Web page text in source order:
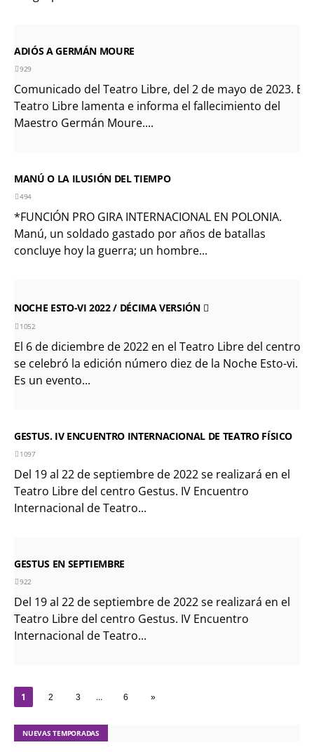
ADIÓS A GERMÁN MOURE
929
Comunicado del Teatro Libre, del 2 de mayo de 2023. El
Teatro Libre lamenta e informa el fallecimiento del
Maestro Germán Moure....
MANÚ O LA ILUSIÓN DEL TIEMPO
494
*FUNCIÓN PRO GIRA INTERNACIONAL EN POLONIA.
Manú, un soldado gastado por años de batallas
concluye hoy la guerra; un hombre...
NOCHE ESTO-VI 2022 / DÉCIMA VERSIÓN
1052
El 6 de diciembre de 2022 en el Teatro Libre del centro,
se celebró la edición número diez de la Noche Esto-vi.
Es un evento...
GESTUS. IV ENCUENTRO INTERNACIONAL DE TEATRO FÍSICO
1097
Del 19 al 22 de septiembre de 2022 se realizará en el
Teatro Libre del centro Gestus. IV Encuentro
Internacional de Teatro...
GESTUS EN SEPTIEMBRE
922
Del 19 al 22 de septiembre de 2022 se realizará en el
Teatro Libre del centro Gestus. IV Encuentro
Internacional de Teatro...
1 2 3 … 6 »
NUEVAS TEMPORADAS